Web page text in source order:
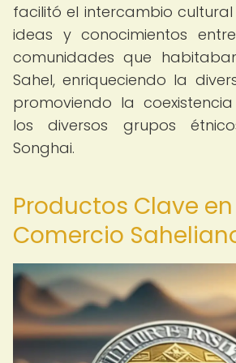
facilitó el intercambio
ideas y conocimientos
comunidades que
Sahel, enriqueciendo la
promoviendo la
los diversos grupos
Songhai.
Productos Clave
Comercio